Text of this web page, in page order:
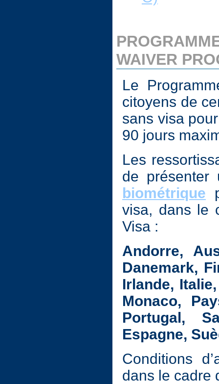
WAIVER
Le
citoyens de
sans visa
90 jours
Les
de
biométrique
visa, dans le
Visa :
Andorre,
Danemark,
Irlande,
Monaco,
Portugal,
Espagne,
Conditions
dans le cadre